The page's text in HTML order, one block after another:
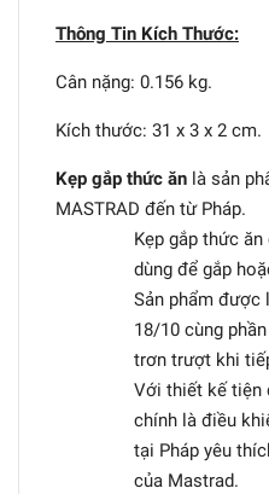
Thông Tin Kích Thước:
Cân nặng: 0.156 kg.
Kích thước: 31 x 3 x 2 cm.
Kẹp gắp thức ăn là sản
MASTRAD đến từ Pháp.
Kẹp gắp thức
dùng để gắp
Sản phẩm được
18/10 cùng
trơn trượt khi
Với thiết kế tiện
chính là điều
tại Pháp yêu
của Mastrad.